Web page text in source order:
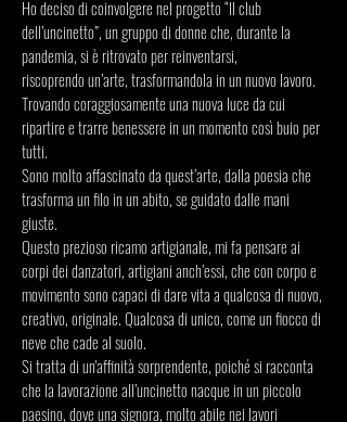
Ho deciso di coinvolgere nel progetto “Il club
dell’uncinetto”, un gruppo di donne che, durante la
pandemia, si è ritrovato per reinventarsi,
riscoprendo un’arte, trasformandola in un nuovo lavoro.
Trovando coraggiosamente una nuova luce da cui
ripartire e trarre benessere in un momento così buio per
tutti.
Sono molto affascinato da quest’arte, dalla poesia che
trasforma un filo in un abito, se guidato dalle mani
giuste.
Questo prezioso ricamo artigianale, mi fa pensare ai
corpi dei danzatori, artigiani anch’essi, che con corpo e
movimento sono capaci di dare vita a qualcosa di nuovo,
creativo, originale. Qualcosa di unico, come un fiocco di
neve che cade al suolo.
Si tratta di un'affinità sorprendente, poiché si racconta
che la lavorazione all’uncinetto nacque in un piccolo
paesino, dove una signora, molto abile nei lavori